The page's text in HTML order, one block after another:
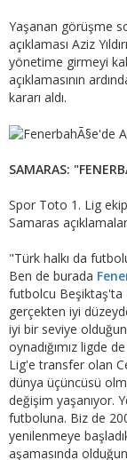
Yaşanan görüşme
açıklaması Aziz
yönetime girmeyi
açıklamasının
kararı aldı.
SAMARAS:
Spor Toto 1. Lig
Samaras
"Türk halkı da
Ben de burada
futbolcu Beşiktaş'ta
gerçekten iyi
iyi bir seviye
oynadığımız ligde
Lig'e transfer olan
dünya üçüncüsü
değişim yaşanıyor.
futboluna. Biz de
yenilenmeye
aşamasında